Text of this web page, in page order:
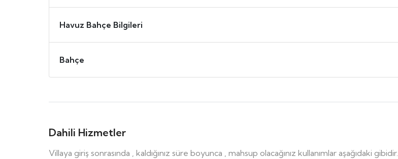
Havuz Bahçe Bilgileri
Bahçe
Dahili Hizmetler
Villaya giriş sonrasında , kaldığınız süre boyunca , mahsup olacağınız kullanımlar aşağıdaki gibidir.